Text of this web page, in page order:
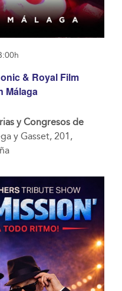
& Royal Film
Málaga
y Congresos de
y Gasset, 201,